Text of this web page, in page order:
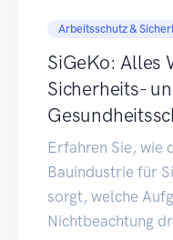
Arbeitsschutz &
SiGeKo: Alles
Sicherheits-
Erfahren Sie, wie
Bauindustrie für
sorgt, welche
Nichtbeachtung